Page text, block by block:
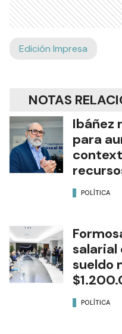
Edición Impresa
NOTAS
Ibáñez
para
POLÍTICA
salarial
sueldo
POLÍTICA